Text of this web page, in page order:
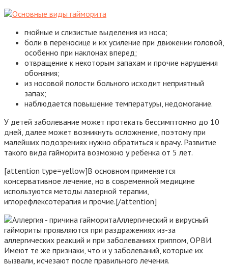
гнойные и слизистые выделения из носа;
боли в переносице и их усиление при движении головой,
особенно при наклонах вперед;
отвращение к некоторым запахам и прочие нарушения
обоняния;
из носовой полости больного исходит неприятный
запах;
наблюдается повышение температуры, недомогание.
У детей заболевание может протекать бессимптомно до 10
дней, далее может возникнуть осложнение, поэтому при
малейших подозрениях нужно обратиться к врачу. Развитие
такого вида гайморита возможно у ребенка от 5 лет.
[attention type=yellow]В основном применяется
консервативное лечение, но в современной медицине
используются методы лазерной терапии,
иглорефлексотерапия и прочие.[/attention]
Аллергический и вирусный
гаймориты проявляются при раздражениях из-за
аллергических реакций и при заболеваниях гриппом, ОРВИ.
Имеют те же признаки, что и у заболеваний, которые их
вызвали, исчезают после правильного лечения.